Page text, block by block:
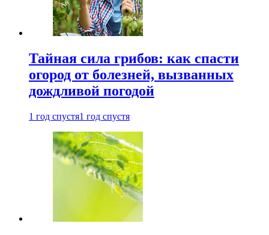
Тайная сила грибов: как спасти
огород от болезней, вызванных
дождливой погодой
1 год спустя1 год спустя